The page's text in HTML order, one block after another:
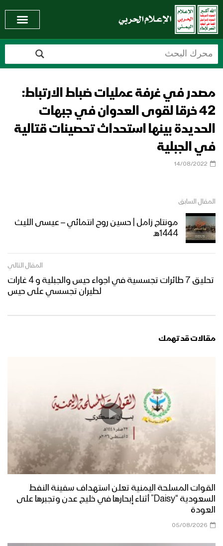
مصدر في غرفة عمليات ضباط الارتباط:
42 خرقا لقوى العدوان في جبهات
الحديدة بينها استحداث تحصينات قتالية
في الجبلية
14/08/2022
المقال السابق
مونتاج زامل | حسين روح انتمائي – عيسى الليث
1444هـ
المقال التالي
تحليق 7 طائرات تجسسية في اجواء حيس والجبلية و 4 غارات
لطيران تجسسي على حيس
مقالات قد تهمك
القوات المسلحة اليمنية تعلن استهداف سفينة النفط
السعودية “Daisy” أثناء إبحارها في خليج عدن وتجبرها على
العودة
05/08/2026